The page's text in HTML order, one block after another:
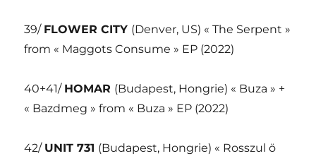
39/ FLOWER CITY (Denver, US) « The Serpent »
from « Maggots Consume » EP (2022)
40+41/ HOMAR (Budapest, Hongrie) « Buza » +
« Bazdmeg » from « Buza » EP (2022)
42/ UNIT 731 (Budapest, Hongrie) « Rosszul ö